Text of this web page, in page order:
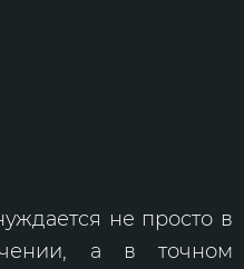
не просто в
а в точном